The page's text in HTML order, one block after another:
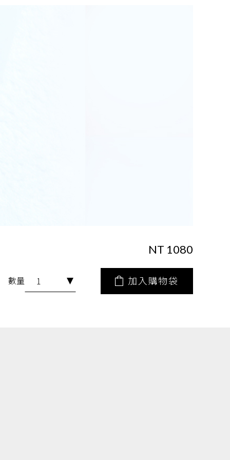
NT 1080
數量 加入購物袋